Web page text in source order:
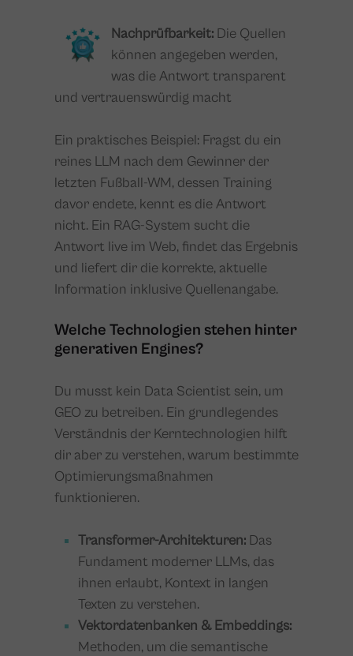
Nachprüfbarkeit: Die Quellen
können angegeben werden,
was die Antwort transparent
und vertrauenswürdig macht
Ein praktisches Beispiel: Fragst du ein
reines LLM nach dem Gewinner der
letzten Fußball-WM, dessen Training
davor endete, kennt es die Antwort
nicht. Ein RAG-System sucht die
Antwort live im Web, findet das Ergebnis
und liefert dir die korrekte, aktuelle
Information inklusive Quellenangabe.
Welche Technologien stehen hinter
generativen Engines?
Du musst kein Data Scientist sein, um
GEO zu betreiben. Ein grundlegendes
Verständnis der Kerntechnologien hilft
dir aber zu verstehen, warum bestimmte
Optimierungsmaßnahmen
funktionieren.
Transformer-Architekturen: Das
Fundament moderner LLMs, das
ihnen erlaubt, Kontext in langen
Texten zu verstehen.
Vektordatenbanken & Embeddings:
Methoden, um die semantische